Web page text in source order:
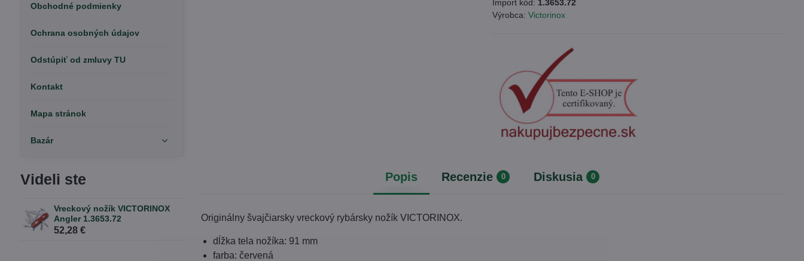
Import kód: 1.3653.72
Výrobca:Victorinox
Popis Recenzie 0 Diskusia 0
Originálny švajčiarsky vreckový rybársky nožík VICTORINOX.
dĺžka tela nožíka: 91 mm
farba: červená
Obchodné podmienky
Ochrana osobných údajov
Odstúpiť od zmluvy TU
Kontakt
Mapa stránok
Bazár
Videli ste
Vreckový nožík VICTORINOX
Angler 1.3653.72
52,28 €